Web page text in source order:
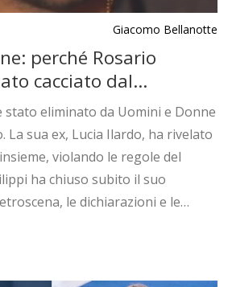
Giacomo Bellanotte
perché Rosario
cacciato dal
stato eliminato da Uomini e Donne
sua ex, Lucia Ilardo, ha rivelato
violando le regole del
ha chiuso subito il suo
le dichiarazioni e le